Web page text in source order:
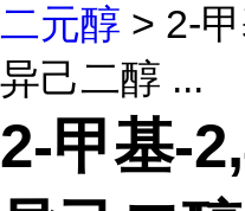
二元醇 > 2-
异己二醇 ...
2-甲基-